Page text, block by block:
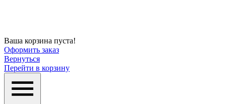
Ваша корзина пуста!
Оформить заказ
Вернуться
Перейти в корзину